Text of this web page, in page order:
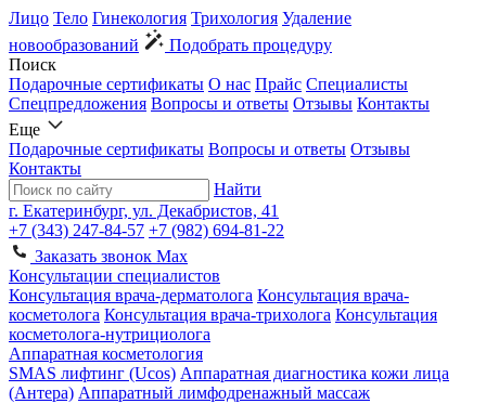
Лицо Тело Гинекология Трихология Удаление
новообразований
Подобрать процедуру
Поиск
Подарочные сертификаты О нас Прайс Специалисты
Спецпредложения Вопросы и ответы Отзывы Контакты
Еще
Подарочные сертификаты Вопросы и ответы Отзывы
Контакты
Найти
г. Екатеринбург, ул. Декабристов, 41
+7 (343) 247-84-57 +7 (982) 694-81-22
Заказать звонок Max
Консультации специалистов
Консультация врача-дерматолога Консультация врача-
косметолога Консультация врача-трихолога Консультация
косметолога-нутрициолога
Аппаратная косметология
SMAS лифтинг (Ucos) Аппаратная диагностика кожи лица
(Антера) Аппаратный лимфодренажный массаж